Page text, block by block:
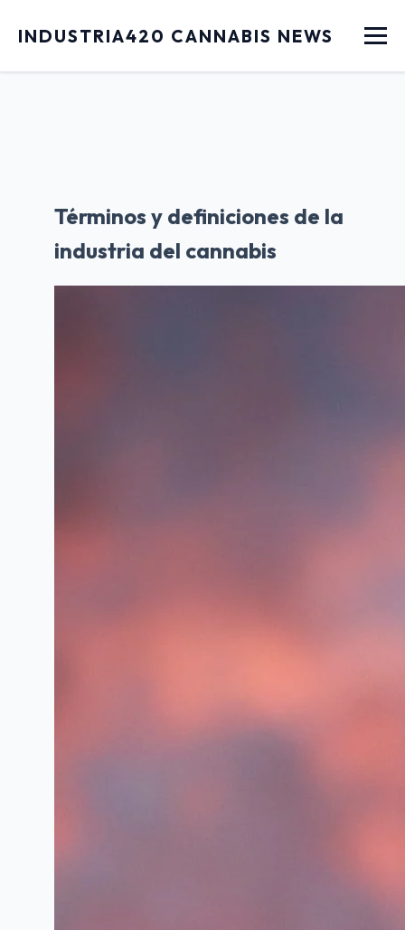
INDUSTRIA420 CANNABIS NEWS Menu
Términos y definiciones de la
industria del cannabis